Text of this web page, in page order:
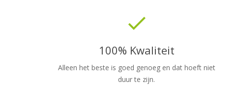
done
100% Kwaliteit
Alleen het beste is goed genoeg en dat hoeft niet
duur te zijn.